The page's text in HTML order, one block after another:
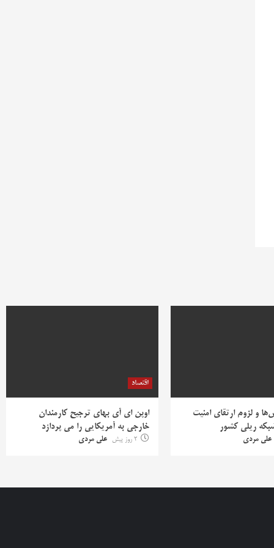
و لزوم ارتقای امنیت
ریلی کشور
علی مردی
اقتصاد
اوپن ای آی بهای ترجیح کارمندان
خارجی به آمریکایی را می پردازد
2 روز پیش علی مردی